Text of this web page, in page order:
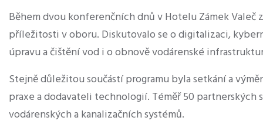
Během dvou konferenčních dnů v Hotelu Zámek
příležitosti v oboru. Diskutovalo se o digitalizaci,
úpravu a čištění vod i o obnově vodárenské
Stejně důležitou součástí programu byla setkání a
praxe a dodavateli technologií. Téměř 50
vodárenských a kanalizačních systémů.